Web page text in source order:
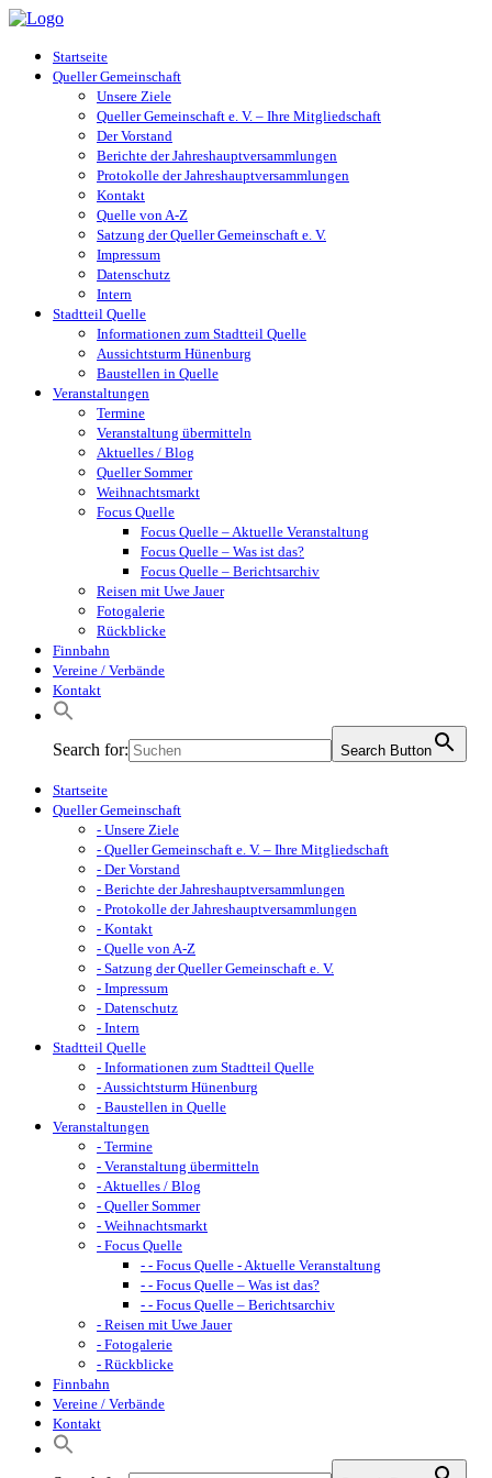
Startseite
Queller Gemeinschaft
Unsere Ziele
Queller Gemeinschaft e. V. – Ihre Mitgliedschaft
Der Vorstand
Berichte der Jahreshauptversammlungen
Protokolle der Jahreshauptversammlungen
Kontakt
Quelle von A-Z
Satzung der Queller Gemeinschaft e. V.
Impressum
Datenschutz
Intern
Stadtteil Quelle
Informationen zum Stadtteil Quelle
Aussichtsturm Hünenburg
Baustellen in Quelle
Veranstaltungen
Termine
Veranstaltung übermitteln
Aktuelles / Blog
Queller Sommer
Weihnachtsmarkt
Focus Quelle
Focus Quelle – Aktuelle Veranstaltung
Focus Quelle – Was ist das?
Focus Quelle – Berichtsarchiv
Reisen mit Uwe Jauer
Fotogalerie
Rückblicke
Finnbahn
Vereine / Verbände
Kontakt
Search for: Search Button
Startseite
Queller Gemeinschaft
- Unsere Ziele
- Queller Gemeinschaft e. V. – Ihre Mitgliedschaft
- Der Vorstand
- Berichte der Jahreshauptversammlungen
- Protokolle der Jahreshauptversammlungen
- Kontakt
- Quelle von A-Z
- Satzung der Queller Gemeinschaft e. V.
- Impressum
- Datenschutz
- Intern
Stadtteil Quelle
- Informationen zum Stadtteil Quelle
- Aussichtsturm Hünenburg
- Baustellen in Quelle
Veranstaltungen
- Termine
- Veranstaltung übermitteln
- Aktuelles / Blog
- Queller Sommer
- Weihnachtsmarkt
- Focus Quelle
- - Focus Quelle - Aktuelle Veranstaltung
- - Focus Quelle – Was ist das?
- - Focus Quelle – Berichtsarchiv
- Reisen mit Uwe Jauer
- Fotogalerie
- Rückblicke
Finnbahn
Vereine / Verbände
Kontakt